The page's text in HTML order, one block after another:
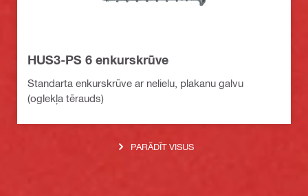
HUS3-PS 6 enkurskrūve
Standarta enkurskrūve ar nelielu, plakanu galvu
(oglekļa tērauds)
PARĀDĪT VISUS